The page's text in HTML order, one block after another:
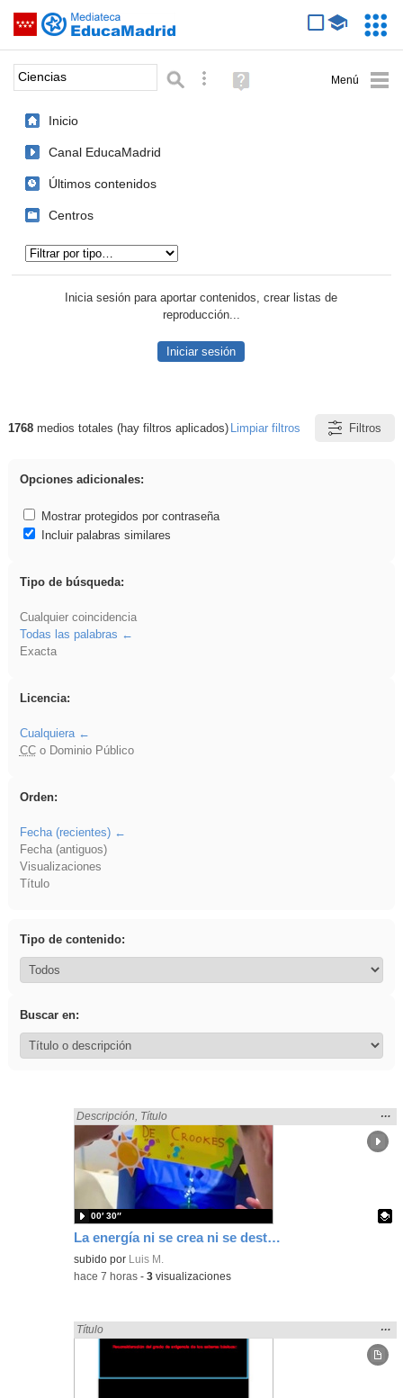
Saltar navegación
Palabra o frase: Búsqueda avanzada
Ayuda
(en
Inicio
Canal EducaMadrid
Últimos contenidos
Centros
Inicia sesión para aportar contenidos, crear listas de
reproducción...
Iniciar sesión
Resultados de: Ciencias
1768medios totales (hay filtros aplicados) Limpiar filtros Filtros
Opciones adicionales:
Mostrar protegidos por contraseña
Incluir palabras similares
Tipo de búsqueda:
Cualquier coincidencia
Todas las palabras
Exacta
Licencia:
Cualquiera
CCo Dominio Público
Orden:
Fecha (recientes)
Fecha (antiguos)
Visualizaciones
Título
Tipo de contenido:
Buscar en:
La energía ni se crea ni se destruye... ¡se experimenta! El Tierno en la Feria Madrid es Ciencia 2026
Encontrado «Ciencias» en:
Descripción Título
la
…
Contenido educativo.
subido por Luis M.
00′ 30″
-hace 7 horas -3 visualizaciones
Encontrado «Ciencias» en:
Título
la
…